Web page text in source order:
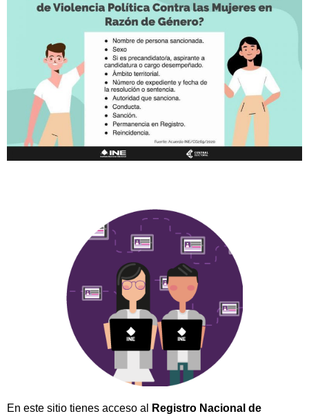
En este sitio tienes acceso al
Registro Nacional de